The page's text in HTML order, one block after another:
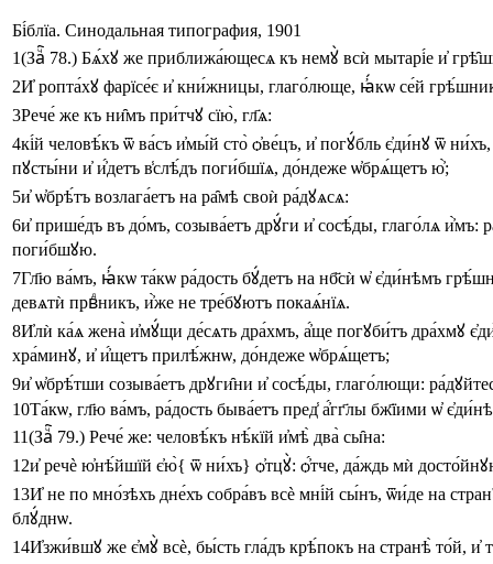
Бі́блїа. Синодальная типография, 1901
1(Заⷱ҇ 78.) Бѧ́хꙋ же приближа́ющесѧ къ немꙋ̀ всѝ мытарі́е и҆
2И҆ ропта́хꙋ фарїсе́є и҆ кни́жницы, глаго́люще, ꙗ҆́кѡ се́й
3Рече́ же къ ни̑мъ при́тчꙋ сїю̀, гл҃ѧ:
4кі́й человѣ́къ ѿ ва́съ и҆мы́й сто̀ ѻ҆ве́цъ, и҆ погꙋ́бль є҆ди́нꙋ ѿ ни́хъ,
пꙋсты́ни и҆ и҆́детъ в̾слѣ́дъ поги́бшїѧ, до́ндеже ѡ҆брѧ́щетъ ю҆̀;
5и҆ ѡ҆брѣ́тъ возлага́етъ на ра̑мѣ своѝ ра́дꙋѧсѧ:
6и҆ прише́дъ въ до́мъ, созыва́етъ дрꙋ́ги и҆ сосѣ́ды, глаго́лѧ и҆̀мъ:
поги́бшꙋю.
7Гл҃ю ва́мъ, ꙗ҆́кѡ та́кѡ ра́дость бꙋ́детъ на нб҃сѝ ѡ҆ є҆ди́нѣмъ
девѧтѝ првⷣникъ, и҆̀же не тре́бꙋютъ покаѧ́нїѧ.
8И҆лѝ ка́ѧ жена̀ и҆мꙋ́щи де́сѧть дра́хмъ, а҆́ще погꙋби́тъ дра́хмꙋ
хра́минꙋ, и҆ и҆́щетъ прилѣ́жнѡ, до́ндеже ѡ҆брѧ́щетъ;
9и҆ ѡ҆брѣ́тши созыва́етъ дрꙋги̑ни и҆ сосѣ́ды, глаго́лющи:
10Та́кѡ, гл҃ю ва́мъ, ра́дость быва́етъ пред̾ а҆́гг҃лы бж҃їими ѡ҆
11(Заⷱ҇ 79.) Рече́ же: человѣ́къ нѣ́кїй и҆мѣ̀ два̀ сы̑на:
12и҆ речѐ ю҆нѣ́йшїй є҆ю̀{ ѿ ни́хъ} ѻ҆тцꙋ̀: ѻ҆́тче, да́ждь мѝ
13И҆ не по мно́зѣхъ дне́хъ собра́въ всѐ мні́й сы́нъ, ѿи́де на
блꙋ́днѡ.
14И҆зжи́вшꙋ же є҆мꙋ̀ всѐ, бы́сть гла́дъ крѣ́покъ на странѣ̀ то́й, и҆